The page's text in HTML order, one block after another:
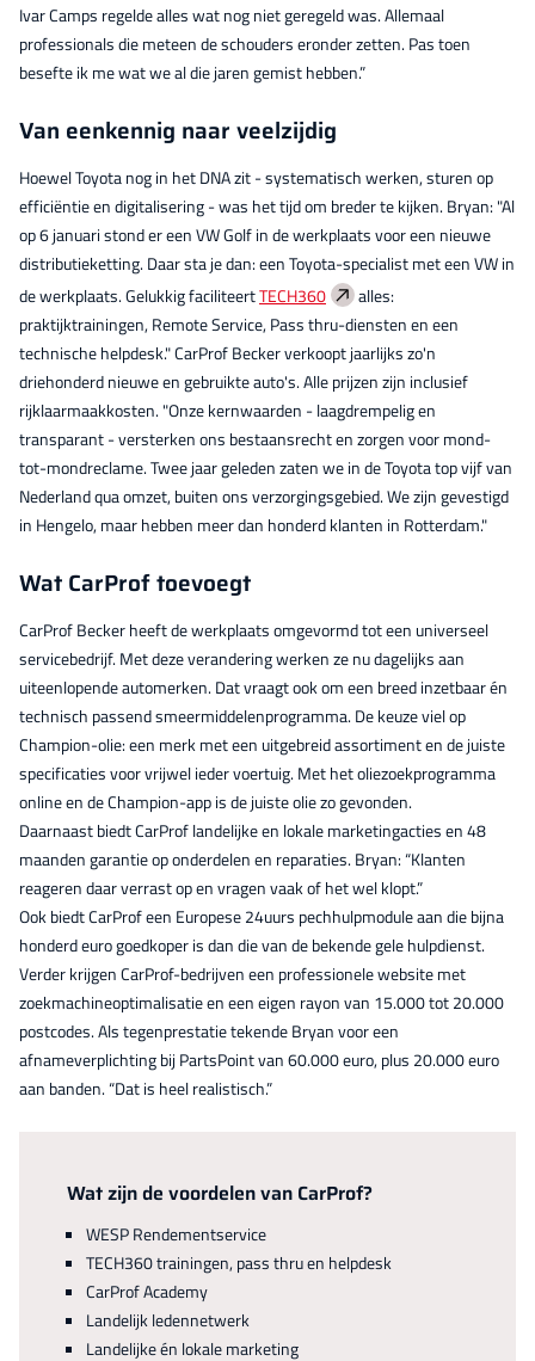
Ivar Camps regelde alles wat nog niet geregeld was. Allemaal
professionals die meteen de schouders eronder zetten. Pas toen
besefte ik me wat we al die jaren gemist hebben.”
Van eenkennig naar veelzijdig
Hoewel Toyota nog in het DNA zit - systematisch werken, sturen op
efficiëntie en digitalisering - was het tijd om breder te kijken. Bryan: "Al
op 6 januari stond er een VW Golf in de werkplaats voor een nieuwe
distributieketting. Daar sta je dan: een Toyota-specialist met een VW in
de werkplaats. Gelukkig faciliteertTECH360
alles:
praktijktrainingen, Remote Service, Pass thru-diensten en een
technische helpdesk." CarProf Becker verkoopt jaarlijks zo'n
driehonderd nieuwe en gebruikte auto's. Alle prijzen zijn inclusief
rijklaarmaakkosten. "Onze kernwaarden - laagdrempelig en
transparant - versterken ons bestaansrecht en zorgen voor mond-
tot-mondreclame. Twee jaar geleden zaten we in de Toyota top vijf van
Nederland qua omzet, buiten ons verzorgingsgebied. We zijn gevestigd
in Hengelo, maar hebben meer dan honderd klanten in Rotterdam."
Wat CarProf toevoegt
CarProf Becker heeft de werkplaats omgevormd tot een universeel
servicebedrijf. Met deze verandering werken ze nu dagelijks aan
uiteenlopende automerken. Dat vraagt ook om een breed inzetbaar én
technisch passend smeermiddelenprogramma. De keuze viel op
Champion-olie: een merk met een uitgebreid assortiment en de juiste
specificaties voor vrijwel ieder voertuig. Met het oliezoekprogramma
online en de Champion-app is de juiste olie zo gevonden.
Daarnaast biedt CarProf landelijke en lokale marketingacties en 48
maanden garantie op onderdelen en reparaties. Bryan: “Klanten
reageren daar verrast op en vragen vaak of het wel klopt.”
Ook biedt CarProf een Europese 24uurs pechhulpmodule aan die bijna
honderd euro goedkoper is dan die van de bekende gele hulpdienst.
Verder krijgen CarProf-bedrijven een professionele website met
zoekmachineoptimalisatie en een eigen rayon van 15.000 tot 20.000
postcodes. Als tegenprestatie tekende Bryan voor een
afnameverplichting bij PartsPoint van 60.000 euro, plus 20.000 euro
aan banden. “Dat is heel realistisch.”
Wat zijn de voordelen van CarProf?
WESP Rendementservice
TECH360 trainingen, pass thru en helpdesk
CarProf Academy
Landelijk ledennetwerk
Landelijke én lokale marketing